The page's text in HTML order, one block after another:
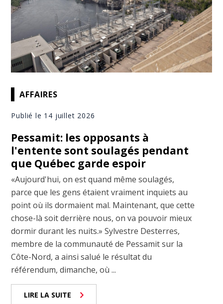
AFFAIRES
Publié le 14 juillet 2026
Pessamit: les opposants à
l'entente sont soulagés pendant
que Québec garde espoir
«Aujourd'hui, on est quand même soulagés,
parce que les gens étaient vraiment inquiets au
point où ils dormaient mal. Maintenant, que cette
chose-là soit derrière nous, on va pouvoir mieux
dormir durant les nuits.» Sylvestre Desterres,
membre de la communauté de Pessamit sur la
Côte-Nord, a ainsi salué le résultat du
référendum, dimanche, où ...
LIRE LA SUITE